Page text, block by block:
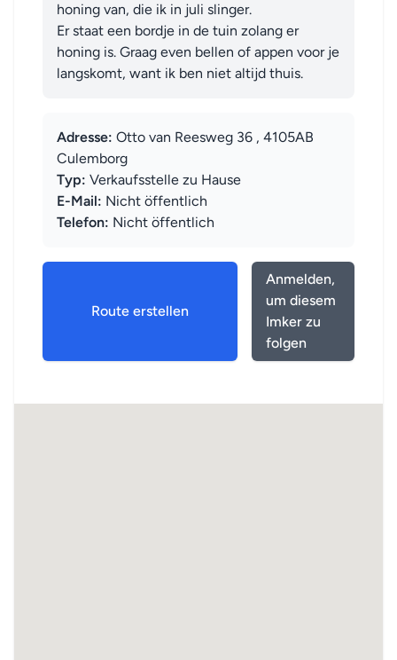
honing van, die ik in juli slinger.
Er staat een bordje in de tuin zolang er
honing is. Graag even bellen of appen voor je
langskomt, want ik ben niet altijd thuis.
Adresse: Otto van Reesweg 36 , 4105AB
Culemborg
Typ: Verkaufsstelle zu Hause
E-Mail: Nicht öffentlich
Telefon: Nicht öffentlich
Route erstellen
Anmelden,
um diesem
Imker zu
folgen